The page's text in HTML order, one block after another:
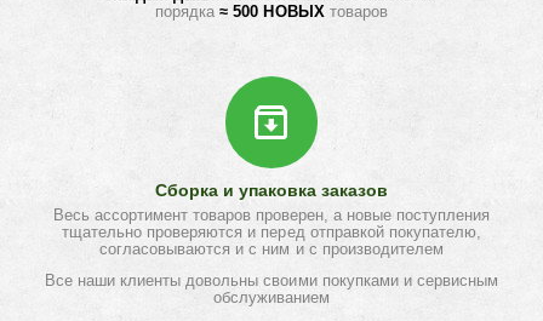
порядка≈ 500 НОВЫХ товаров
Сборка и упаковка заказов
Весь ассортимент товаров проверен, а новые поступления
тщательно проверяются и перед отправкой покупателю,
согласовываются и с ним и с производителем
Все наши клиенты довольны своими покупками и сервисным
обслуживанием